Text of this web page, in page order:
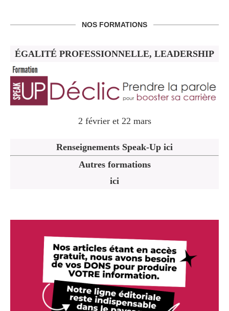
NOS FORMATIONS
ÉGALITÉ PROFESSIONNELLE, LEADERSHIP
2 février et 22 mars
Renseignements Speak-Up ici
Autres formations
ici